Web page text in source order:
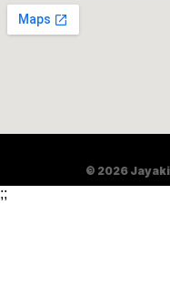
© 2026
;;